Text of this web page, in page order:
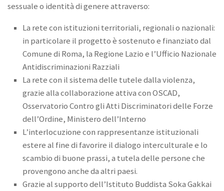
sessuale o identità di genere attraverso:
La rete con istituzioni territoriali, regionali o nazionali:
in particolare il progetto è sostenuto e finanziato dal
Comune di Roma, la Regione Lazio e l’Ufficio Nazionale
Antidiscriminazioni Razziali
La rete con il sistema delle tutele dalla violenza,
grazie alla collaborazione attiva con OSCAD,
Osservatorio Contro gli Atti Discriminatori delle Forze
dell’Ordine, Ministero dell’Interno
L’interlocuzione con rappresentanze istituzionali
estere al fine di favorire il dialogo interculturale e lo
scambio di buone prassi, a tutela delle persone che
provengono anche da altri paesi.
Grazie al supporto dell’Istituto Buddista Soka Gakkai